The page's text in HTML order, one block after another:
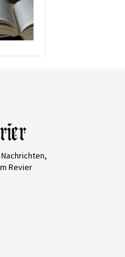
Revier